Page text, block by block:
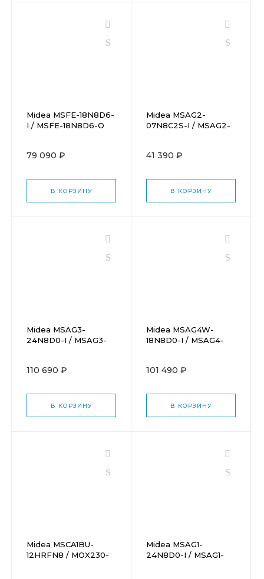
Midea MSFE-18N8D6-
I / MSFE-18N8D6-O
79 090 ₽
В КОРЗИНУ
Midea MSAG2-
07N8C2S-I / MSAG2-
41 390 ₽
В КОРЗИНУ
Midea MSAG3-
24N8D0-I / MSAG3-
110 690 ₽
В КОРЗИНУ
Midea MSAG4W-
18N8D0-I / MSAG4-
101 490 ₽
В КОРЗИНУ
Midea MSCA1BU-
12HRFN8 / MOX230-
Midea MSAG1-
24N8D0-I / MSAG1-